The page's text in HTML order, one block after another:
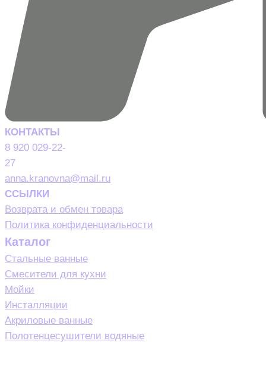
КОНТАКТЫ
8 920 029-22-
27
anna.kranovna@mail.ru
ССЫЛКИ
Возврата и обмен товара
Политика конфиденциальности
Каталог
Стальные ванные
Смесители для кухни
Мойки
Инсталляции
Акриловые ванные
Полотенцесушители водяные